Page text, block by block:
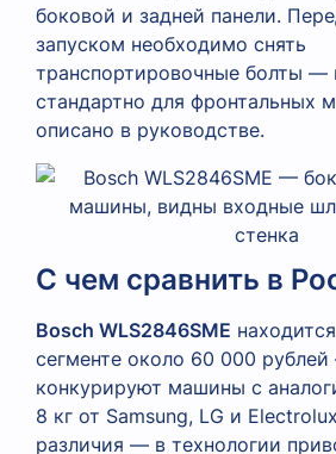
боковой и задней панели.
запуском необходимо снять
транспортировочные болты —
стандартно для фронтальных
описано в руководстве.
С чем сравнить в
Bosch WLS2846SME
сегменте около 60 000
конкурируют машины с
8 кг от Samsung, LG и
различия — в технологии